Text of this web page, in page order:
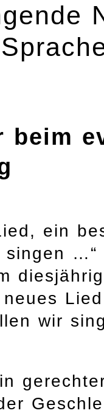
beim
ein
…“
wir